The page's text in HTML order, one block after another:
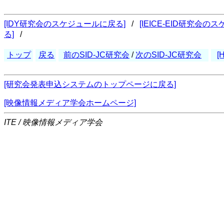
[IDY研究会のスケジュールに戻る] /
[IEICE-EID研究会のス
る]
/
トップ 戻る 前のSID-JC研究会 / 次のSID-JC研究会
[研究会発表申込システムのトップページに戻る]
[映像情報メディア学会ホームページ]
ITE / 映像情報メディア学会